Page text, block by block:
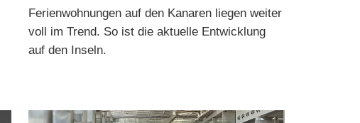
Ferienwohnungen auf den Kanaren liegen weiter
voll im Trend. So ist die aktuelle Entwicklung
auf den Inseln.